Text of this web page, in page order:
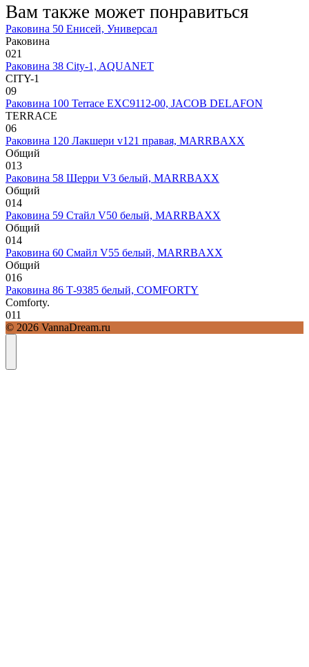
Вам также может понравиться
Раковина 50 Енисей, Универсал
Раковина
021
Раковина 38 City-1, AQUANET
CITY-1
09
Раковина 100 Terrace EXC9112-00, JACOB DELAFON
TERRACE
06
Раковина 120 Лакшери v121 правая, MARRBAXX
Общий
013
Раковина 58 Шерри V3 белый, MARRBAXX
Общий
014
Раковина 59 Стайл V50 белый, MARRBAXX
Общий
014
Раковина 60 Смайл V55 белый, MARRBAXX
Общий
016
Раковина 86 Т-9385 белый, COMFORTY
Comforty.
011
© 2026 VannaDream.ru